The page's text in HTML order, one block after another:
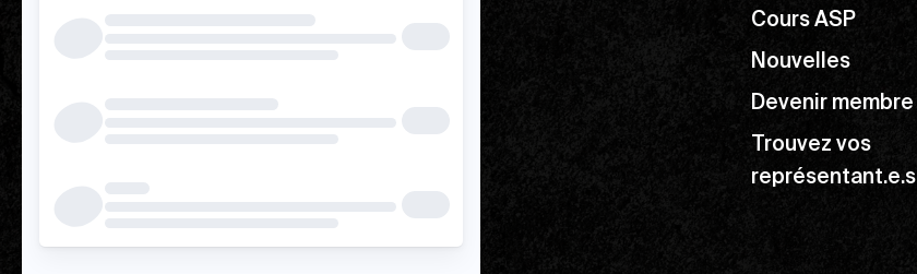
Cours ASP
Nouvelles
Devenir membre
Trouvez vos
représentant.e.s